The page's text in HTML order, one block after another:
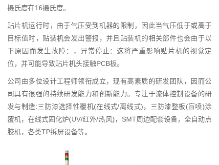
摄氏度在16摄氏度。
贴片机运行时，由于气压受到机器的限制，因此当气压低于或高于
目标值时，贴装机会发出警报，并且贴装机的相关部件也会由于以
下原因而发生故障：，异常停止：这将严重影响贴片机的视觉定
位，并可能导致贴片机头接触PCB板。
公司由多位设计工程师领衔成立，现有高素质的研发团队，因而公
司具有很强的持续研发能力和创新能力。专注于流体控制设备的研
发与制造:三防漆选择性覆机(在线式/离线式)，三防漆整板(盲喷)涂
覆机，在线式固化炉(UV/红外/热风)，SMT周边配套设备，全自动点
胶机，各类TP拆屏设备等。